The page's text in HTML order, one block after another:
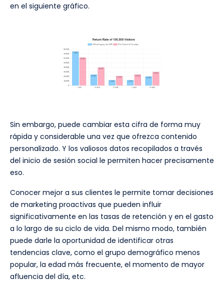
en el siguiente gráfico.
Sin embargo, puede cambiar esta cifra de forma muy
rápida y considerable una vez que ofrezca contenido
personalizado. Y los valiosos datos recopilados a través
del inicio de sesión social le permiten hacer precisamente
eso.
Conocer mejor a sus clientes le permite tomar decisiones
de marketing proactivas que pueden influir
significativamente en las tasas de retención y en el gasto
a lo largo de su ciclo de vida. Del mismo modo, también
puede darle la oportunidad de identificar otras
tendencias clave, como el grupo demográfico menos
popular, la edad más frecuente, el momento de mayor
afluencia del día, etc.